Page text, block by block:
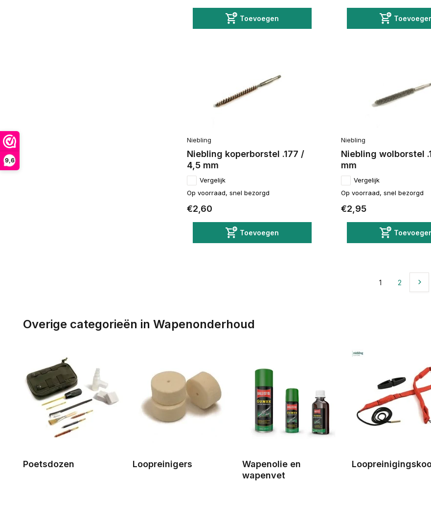
9,6
Toevoegen
Niebling
Niebling koperborstel .177 /
4,5 mm
Vergelijk
Op voorraad, snel bezorgd
€2,60
Toevoegen
Niebling
Niebling wolborstel
mm
Vergelijk
Op voorraad, snel bezorgd
€2,95
1 2
Overige categorieën in Wapenonderhoud
Poetsdozen Loopreinigers
Wapenolie en
wapenvet